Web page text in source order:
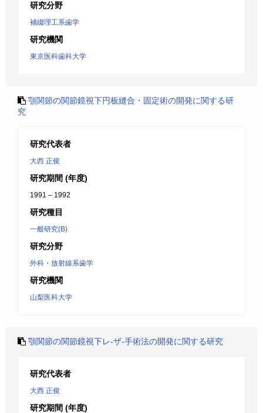
研究分野
補綴理工系歯学
研究機関
東京医科歯科大学
顎関節の関節鏡視下円板縫合・固定術の開発に関する研
究
研究代表者
大西 正俊
研究期間 (年度)
1991 – 1992
研究種目
一般研究(B)
研究分野
外科・放射線系歯学
研究機関
山梨医科大学
顎関節の関節鏡視下レ-ザ-手術法の開発に関する研究
研究代表者
大西 正俊
研究期間 (年度)